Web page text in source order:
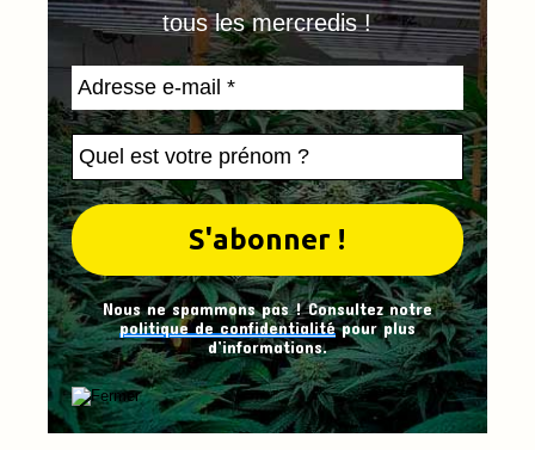
tous les mercredis !
Nous ne spammons pas ! Consultez notre
politique de confidentialitépour plus
d’informations.